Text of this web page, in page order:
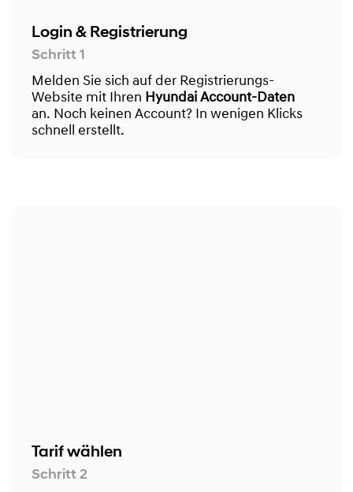
Login & Registrierung
Schritt 1
Melden Sie sich auf der Registrierungs-
Website mit Ihren Hyundai Account-Daten
an. Noch keinen Account? In wenigen Klicks
schnell erstellt.
Tarif wählen
Schritt 2